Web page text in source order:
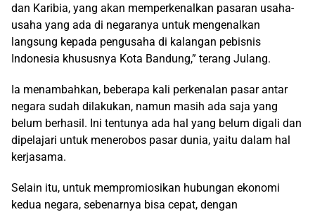
dan Karibia, yang akan memperkenalkan pasaran usaha-
usaha yang ada di negaranya untuk mengenalkan
langsung kepada pengusaha di kalangan pebisnis
Indonesia khususnya Kota Bandung,” terang Julang.
Ia menambahkan, beberapa kali perkenalan pasar antar
negara sudah dilakukan, namun masih ada saja yang
belum berhasil. Ini tentunya ada hal yang belum digali dan
dipelajari untuk menerobos pasar dunia, yaitu dalam hal
kerjasama.
Selain itu, untuk mempromiosikan hubungan ekonomi
kedua negara, sebenarnya bisa cepat, dengan